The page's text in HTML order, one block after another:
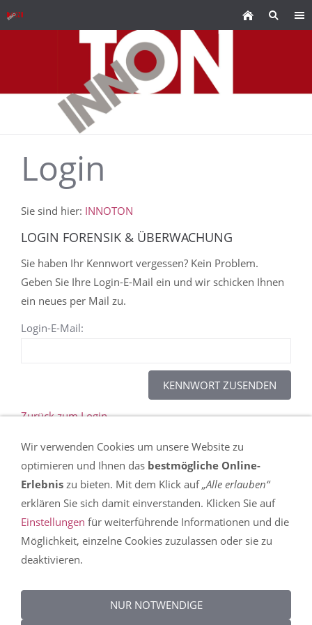
Login
Sie sind hier: INNOTON
LOGIN FORENSIK & ÜBERWACHUNG
Sie haben Ihr Kennwort vergessen? Kein Problem.
Geben Sie Ihre Login-E-Mail ein und wir schicken Ihnen
ein neues per Mail zu.
Login-E-Mail:
Zurück zum Login
da Sie der Speicherung der für die Darstellung
widersprochen haben. In
Nutzung von Cookies auf dieser Seite und können
Ihre Präferenzen detailliert anpassen.
DIESEN COOKIE ZULASSEN
Wir verwenden Cookies um unsere Website zu
optimieren und Ihnen das bestmögliche Online-
Erlebnis zu bieten. Mit dem Klick auf„Alle erlauben“
erklären Sie sich damit einverstanden. Klicken Sie auf
Einstellungen für weiterführende Informationen und die
Möglichkeit, einzelne Cookies zuzulassen oder sie zu
deaktivieren.
NUR NOTWENDIGE